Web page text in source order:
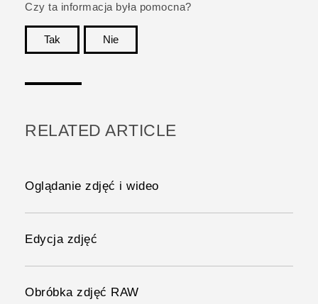
Czy ta informacja była pomocna?
Tak
Nie
RELATED ARTICLE
Oglądanie zdjęć i wideo
Edycja zdjęć
Obróbka zdjęć RAW